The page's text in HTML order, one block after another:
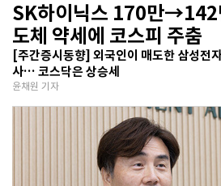
SK하이닉스 170만
도체 약세에 코스피 주춤
[주간증시동향] 외국인이 매도한 삼성전
사… 코스닥은 상승세
윤채원 기자